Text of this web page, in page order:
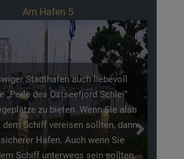
Am Hafen 5
Stadthafen auch liebevoll
„Perle des Ostseefjord Schlei"
zu bieten. Wenn Sie also
dem Schiff vereisen sollten, dann
Hafen. Auch wenn Sie
Schiff unterwegs sein sollten,
Next